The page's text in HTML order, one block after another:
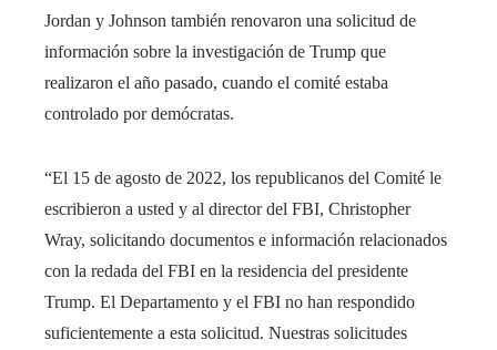
Jordan y Johnson también renovaron una solicitud de
información sobre la investigación de Trump que
realizaron el año pasado, cuando el comité estaba
controlado por demócratas.
“El 15 de agosto de 2022, los republicanos del Comité le
escribieron a usted y al director del FBI, Christopher
Wray, solicitando documentos e información relacionados
con la redada del FBI en la residencia del presidente
Trump. El Departamento y el FBI no han respondido
suficientemente a esta solicitud. Nuestras solicitudes